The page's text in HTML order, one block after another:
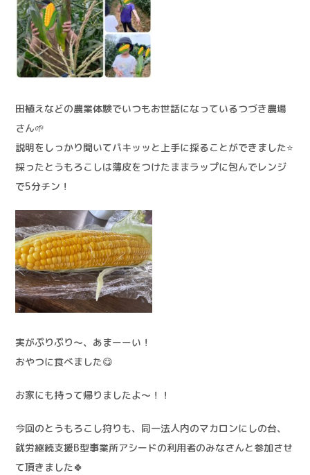
田植えなどの農業体験でいつもお世話になっているつづき農場
さん🌱
説明をしっかり聞いてパキッッと上手に採ることができました⭐️
採ったとうもろこしは薄皮をつけたままラップに包んでレンジ
で5分チン！
実がぷりぷり～、あまーーい！
おやつに食べました😋
お家にも持って帰りましたよ〜！！
今回のとうもろこし狩りも、同一法人内のマカロンにしの台、
就労継続支援B型事業所アシードの利用者のみなさんと参加させ
て頂きました🍀